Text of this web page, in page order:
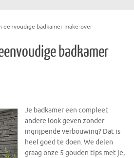
eenvoudige badkamer make-over
badkamer
Je badkamer een compleet
andere look geven zonder
ingrijpende verbouwing? Dat is
heel goed te doen. We delen
graag onze 5 gouden tips met je,